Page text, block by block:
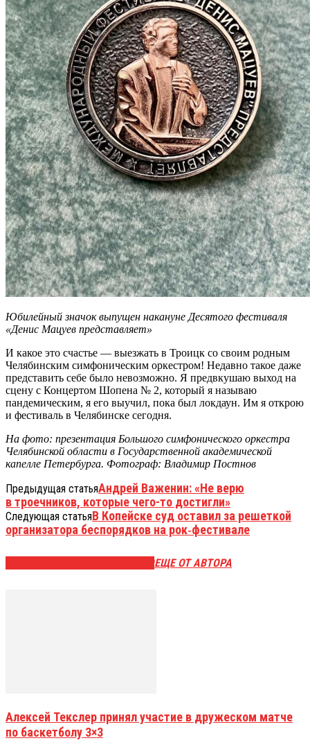
Юбилейный значок выпущен накануне Десятого фестиваля
«Денис Мацуев представляет»
И какое это счастье — выезжать в Троицк со своим родным
Челябинским симфоническим оркестром! Недавно такое даже
представить себе было невозможно. Я предвкушаю выход на
сцену с Концертом Шопена № 2, который я называю
пандемическим, я его выучил, пока был локдаун. Им я открою
и фестиваль в Челябинске сегодня.
На фото: презентация Большого симфонического оркестра
Челябинской области в Государственной академической
капелле Петербурга. Фотограф: Владимир Постнов
Предыдущая статьяАндрей Важенин: «Не верю
в троечников, которые чего-то достигли»
Следующая статьяВ Копейске суд оставил за решеткой
организатора беспорядков на рок‑фестивале
ЕЩЕ ОТ АВТОРА
Алексей Текслер принял участие в дружеском матче
по баскетболу 3×3